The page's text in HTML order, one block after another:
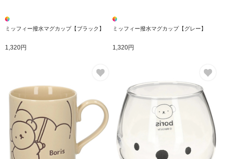
ミッフィー撥水マグカップ【ブラック】
1,320円
ミッフィー撥水マグカップ【グレー】
1,320円